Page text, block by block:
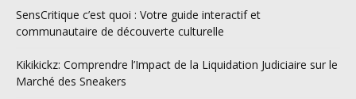
SensCritique c’est quoi : Votre guide interactif et
communautaire de découverte culturelle
Kikikickz: Comprendre l’Impact de la Liquidation Judiciaire sur le
Marché des Sneakers